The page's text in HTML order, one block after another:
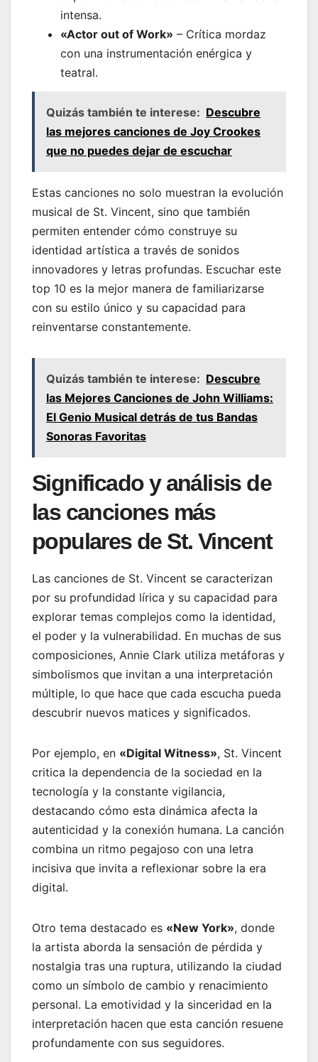
intensa.
«Actor out of Work» – Crítica mordaz
con una instrumentación enérgica y
teatral.
Quizás también te interese: Descubre
las mejores canciones de Joy Crookes
que no puedes dejar de escuchar
Estas canciones no solo muestran la evolución
musical de St. Vincent, sino que también
permiten entender cómo construye su
identidad artística a través de sonidos
innovadores y letras profundas. Escuchar este
top 10 es la mejor manera de familiarizarse
con su estilo único y su capacidad para
reinventarse constantemente.
Quizás también te interese: Descubre
las Mejores Canciones de John Williams:
El Genio Musical detrás de tus Bandas
Sonoras Favoritas
Significado y análisis de
las canciones más
populares de St. Vincent
Las canciones de St. Vincent se caracterizan
por su profundidad lírica y su capacidad para
explorar temas complejos como la identidad,
el poder y la vulnerabilidad. En muchas de sus
composiciones, Annie Clark utiliza metáforas y
simbolismos que invitan a una interpretación
múltiple, lo que hace que cada escucha pueda
descubrir nuevos matices y significados.
Por ejemplo, en «Digital Witness», St. Vincent
critica la dependencia de la sociedad en la
tecnología y la constante vigilancia,
destacando cómo esta dinámica afecta la
autenticidad y la conexión humana. La canción
combina un ritmo pegajoso con una letra
incisiva que invita a reflexionar sobre la era
digital.
Otro tema destacado es «New York», donde
la artista aborda la sensación de pérdida y
nostalgia tras una ruptura, utilizando la ciudad
como un símbolo de cambio y renacimiento
personal. La emotividad y la sinceridad en la
interpretación hacen que esta canción resuene
profundamente con sus seguidores.